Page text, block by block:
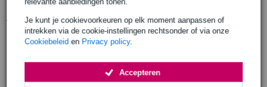
Je kunt je cookievoorkeuren op elk moment aanpassen of
intrekken via de cookie-instellingen rechtsonder of via onze
Cookiebeleid en Privacy policy.
Accepteren
Accessoires (23)